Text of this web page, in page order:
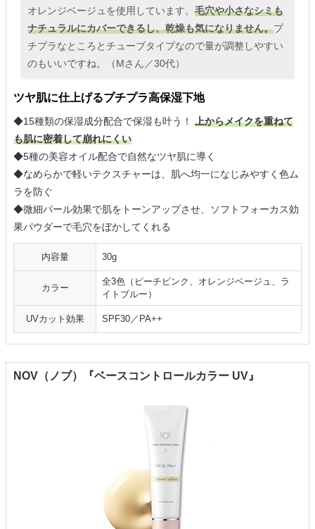
オレンジベージュを使用しています。 毛穴や小さなシミも
ナチュラルにカバーできるし、乾燥も気になりません。プ
チプラなところとチューブタイプなので量が調整しやすい
のもいいですね。（Mさん／30代）
ツヤ肌に仕上げるプチプラ高保湿下地
◆15種類の保湿成分配合で保湿も叶う！ 上からメイクを重ねて
も肌に密着して崩れにくい
◆5種の美容オイル配合で自然なツヤ肌に導く
◆なめらかで軽いテクスチャーは、肌へ均一になじみやすく色ム
ラを防ぐ
◆微細パール効果で肌をトーンアップさせ、ソフトフォーカス効
果パウダーで毛穴をぼかしてくれる
内容量 30g
カラー
全3色（ピーチピンク、オレンジベージュ、ラ
イトブルー）
UVカット効果 SPF30／PA++
NOV（ノブ）『ベースコントロールカラー UV』